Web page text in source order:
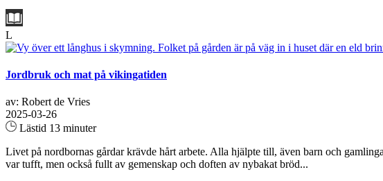
L
Jordbruk och mat på vikingatiden
av: Robert de Vries
2025-03-26
Lästid 13 minuter
Livet på nordbornas gårdar krävde hårt arbete. Alla hjälpte till, även barn och
var tufft, men också fullt av gemenskap och doften av nybakat bröd...